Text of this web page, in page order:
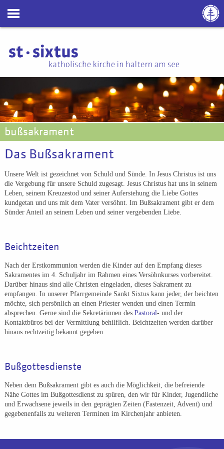
bußsakrament
Das Bußsakrament
Unsere Welt ist gezeichnet von Schuld und Sünde. In Jesus Christus ist uns
die Vergebung für unsere Schuld zugesagt. Jesus Christus hat uns in seinem
Leben, seinem Kreuzestod und seiner Auferstehung die Liebe Gottes
kundgetan und uns mit dem Vater versöhnt. Im Bußsakrament gibt er dem
Sünder Anteil an seinem Leben und seiner vergebenden Liebe.
Beichtzeiten
Nach der Erstkommunion werden die Kinder auf den Empfang dieses
Sakramentes im 4. Schuljahr im Rahmen eines Versöhnkurses vorbereitet.
Darüber hinaus sind alle Christen eingeladen, dieses Sakrament zu
empfangen. In unserer Pfarrgemeinde Sankt Sixtus kann jeder, der beichten
möchte, sich persönlich an einen Priester wenden und einen Termin
absprechen. Gerne sind die Sekretärinnen des Pastoral- und der
Kontaktbüros bei der Vermittlung behilflich. Beichtzeiten werden darüber
hinaus rechtzeitig bekannt gegeben.
Bußgottesdienste
Neben dem Bußsakrament gibt es auch die Möglichkeit, die befreiende
Nähe Gottes im Bußgottesdienst zu spüren, den wir für Kinder, Jugendliche
und Erwachsene jeweils in den geprägten Zeiten (Fastenzeit, Advent) und
gegebenenfalls zu weiteren Terminen im Kirchenjahr anbieten.